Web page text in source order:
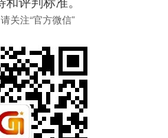
关注“官方微信”